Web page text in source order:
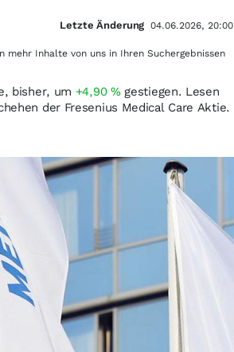
bisher, um +4,90 %gestiegen. Lesen
der Fresenius Medical Care Aktie.
Letzte Änderung 04.06.2026, 20:00
mehr Inhalte von uns in Ihren Suchergebnissen